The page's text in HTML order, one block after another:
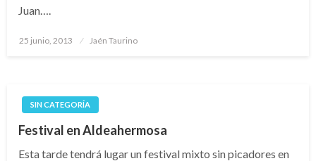
Juan….
Publicado
25 junio, 2013 Jaén Taurino
SIN CATEGORÍA
Festival en Aldeahermosa
Esta tarde tendrá lugar un festival mixto sin picadores en